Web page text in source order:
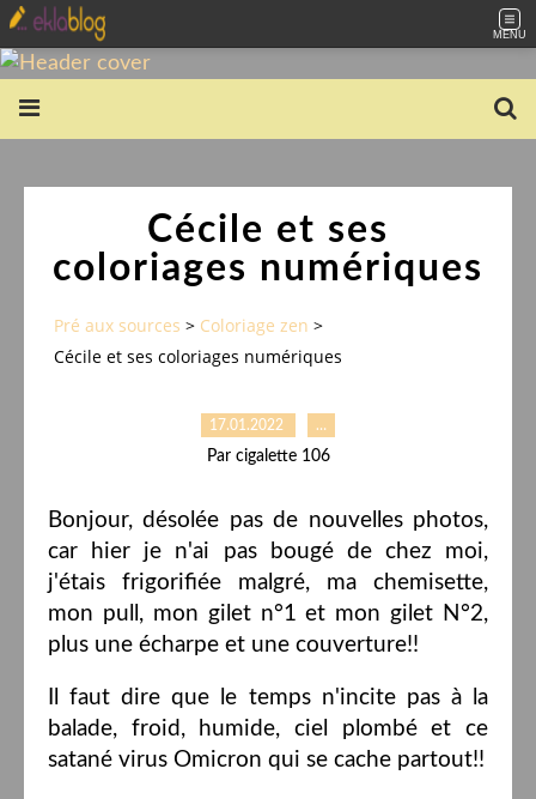
MENU
Cécile et ses
coloriages numériques
Pré aux sources > Coloriage zen >
Cécile et ses coloriages numériques
17.01.2022 …
Par cigalette 106
Bonjour, désolée pas de nouvelles photos,
car hier je n'ai pas bougé de chez moi,
j'étais frigorifiée malgré, ma chemisette,
mon pull, mon gilet n°1 et mon gilet N°2,
plus une écharpe et une couverture!!
Il faut dire que le temps n'incite pas à la
balade, froid, humide, ciel plombé et ce
satané virus Omicron qui se cache partout!!